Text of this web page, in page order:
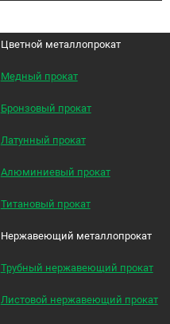
Цветной металлопрокат
Медный прокат
Бронзовый прокат
Латунный прокат
Алюминиевый прокат
Титановый прокат
Нержавеющий металлопрокат
Трубный нержавеющий прокат
Листовой нержавеющий прокат